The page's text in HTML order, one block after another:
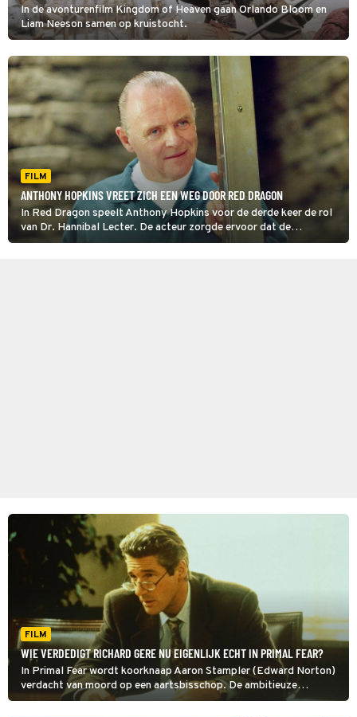
In de avonturenfilm Kingdom of Heaven gaan Orlando Bloom en
Liam Neeson samen op kruistocht.
FILM
ANTHONY HOPKINS VREET ZICH EEN WEG DOOR RED DRAGON
In Red Dragon speelt Anthony Hopkins voor de derde keer de rol
van Dr. Hannibal Lecter. De acteur zorgde ervoor dat de
gentleman-kannibaal de grootste schurk uit de filmgeschiedenis
FILM
WIE VERDEDIGT RICHARD GERE NU EIGENLIJK ECHT IN PRIMAL FEAR?
In Primal Fear wordt koorknaap Aaron Stampler (Edward Norton)
verdacht van moord op een aartsbisschop. De ambitieuze
advocaat Martin Vail (Richard Gere) neemt zijn verdediging op zich.